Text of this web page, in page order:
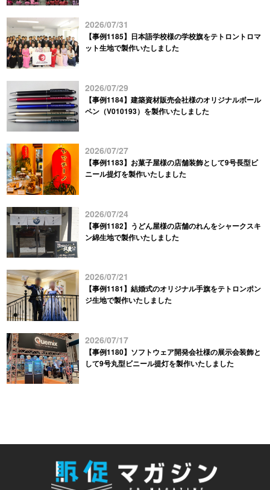
2026/07/31
【事例1185】日本語学校様の学校旗をテトロントロマ
ット生地で製作いたしました
2026/07/29
【事例1184】建築資材販売会社様のオリジナルボール
ペン（V010193）を製作いたしました
2026/07/27
【事例1183】お菓子屋様の店舗装飾として9号長型ビ
ニール提灯を製作いたしました
2026/07/24
【事例1182】うどん屋様の店舗のれんをシャークスキ
ン綿生地で製作いたしました
2026/07/21
【事例1181】結婚式のオリジナル手旗をテトロンポン
ジ生地で製作いたしました
2026/07/17
【事例1180】ソフトウェア開発会社様の展示会装飾と
して9号丸型ビニール提灯を製作いたしました